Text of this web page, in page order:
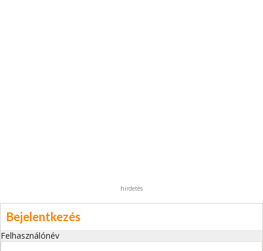
hirdetés
Bejelentkezés
Felhasználónév